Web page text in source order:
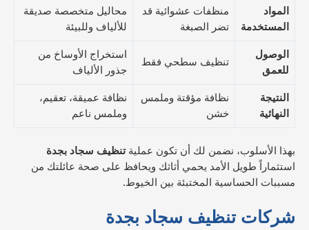
المواد
المستخدمة
منظفات عشوائية قد
تضر الصبغة
محاليل متخصصة صديقة
للألياف وللبيئة
الوصول
للعمق
تنظيف سطحي فقط
استخراج الأوساخ من
جذور الألياف
النتيجة
النهائية
نظافة مؤقتة وملمس
خشن
نظافة عميقة، تعقيم،
وملمس ناعم
بهذا الأسلوب، نضمن لك أن تكون عمليةتنظيف سجاد بجدة
استثماراً طويل الأمد يحمي أثاثك ويحافظ على صحة عائلتك من
مسببات الحساسية المختبئة بين الخيوط.
شركات تنظيف سجاد بجدة